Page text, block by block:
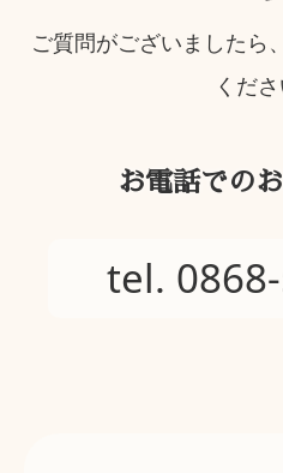
ご質問がございましたら
くださ
お電話での
tel.